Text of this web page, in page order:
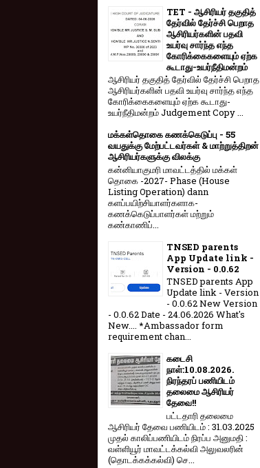
TET - ஆசிரியர் தகுதித்
தேர்வில் தேர்ச்சி பெறாத
ஆசிரியர்களின் பதவி
உயர்வு சார்ந்த எந்த
கோரிக்கைகளையும் ஏற்க
கூடாது-உயர்நீதிமன்றம்
ஆசிரியர் தகுதித் தேர்வில் தேர்ச்சி பெறாத
ஆசிரியர்களின் பதவி உயர்வு சார்ந்த எந்த
கோரிக்கைகளையும் ஏற்க கூடாது-
உயர்நீதிமன்றம் Judgement Copy ...
மக்கள்தொகை கணக்கெடுப்பு - 55
வயதுக்கு மேற்பட்டவர்கள் & மாற்றுத்திறன்
ஆசிரியர்களுக்கு விலக்கு
கன்னியாகுமரி மாவட்டத்தில் மக்கள்
தொகை -2027- Phase (House
Listing Operation) dann
களப்பயிற்சியாளர்களாக-
கணக்கெடுப்பாளர்கள் மற்றும்
கண்காணிப்...
TNSED parents
App Update link -
Version - 0.0.62
TNSED parents App
Update link - Version
- 0.0.62 New Version
- 0.0.62 Date - 24.06.2026 What's
New.... *Ambassador form
requirement chan...
கடைசி
நாள்:10.08.2026.
நிரந்தரப் பணியிடம்
தலைமை ஆசிரியர்
தேவை!!
பட்டதாரி தலைமை
ஆசிரியர் தேவை பணியிடம் : 31.03.2025
முதல் காலிப்பணியிடம் நிரப்ப அனுமதி :
வள்ளியூர் மாவட்டக்கல்வி அலுவலரின்
(தொடக்கக்கல்வி) செ...